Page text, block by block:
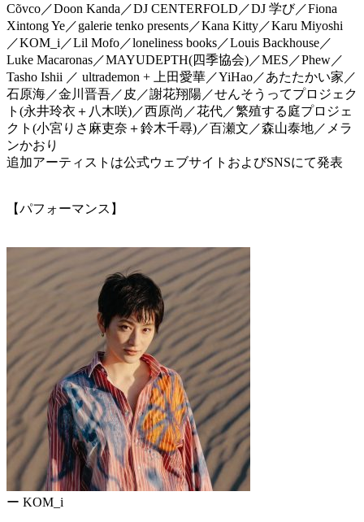
Cõvco／Doon Kanda／DJ CENTERFOLD／DJ 学び／Fiona
Xintong Ye／galerie tenko presents／Kana Kitty／Karu Miyoshi
／KOM_i／Lil Mofo／loneliness books／Louis Backhouse／
Luke Macaronas／MAYUDEPTH(四季協会)／MES／Phew／
Tasho Ishii ／ ultrademon + 上田愛華／YiHao／あたたかい家／
石原海／金川晋吾／皮／謝花翔陽／せんそうってプロジェク
ト(永井玲衣＋八木咲)／西原尚／花代／繁殖する庭プロジェ
クト(小宮りさ麻吏奈＋鈴木千尋)／百瀬文／森山泰地／メラ
ンかおり
追加アーティストは公式ウェブサイトおよびSNSにて発表
【パフォーマンス】
ー KOM_i